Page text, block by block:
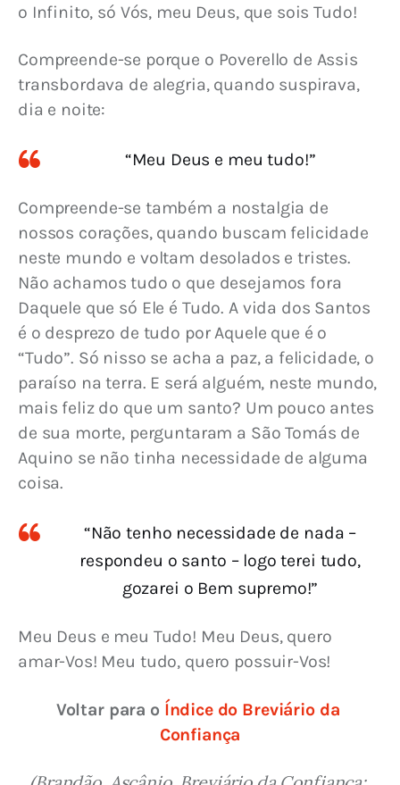
o Infinito, só Vós, meu Deus, que sois Tudo!
Compreende-se porque o Poverello de Assis
transbordava de alegria, quando suspirava,
dia e noite:
“Meu Deus e meu tudo!”
Compreende-se também a nostalgia de
nossos corações, quando buscam felicidade
neste mundo e voltam desolados e tristes.
Não achamos tudo o que desejamos fora
Daquele que só Ele é Tudo. A vida dos Santos
é o desprezo de tudo por Aquele que é o
“Tudo”. Só nisso se acha a paz, a felicidade, o
paraíso na terra. E será alguém, neste mundo,
mais feliz do que um santo? Um pouco antes
de sua morte, perguntaram a São Tomás de
Aquino se não tinha necessidade de alguma
coisa.
“Não tenho necessidade de nada –
respondeu o santo – logo terei tudo,
gozarei o Bem supremo!”
Meu Deus e meu Tudo! Meu Deus, quero
amar-Vos! Meu tudo, quero possuir-Vos!
Voltar para o Índice do Breviário da
Confiança